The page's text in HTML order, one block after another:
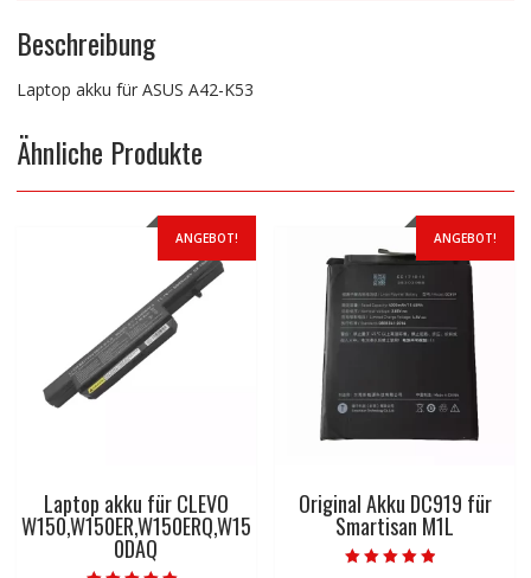
Beschreibung
Laptop akku für ASUS A42-K53
Ähnliche Produkte
ANGEBOT!
Laptop akku für CLEVO
W150,W150ER,W150ERQ,W15
0DAQ
ANGEBOT!
Original Akku DC919 für
Smartisan M1L